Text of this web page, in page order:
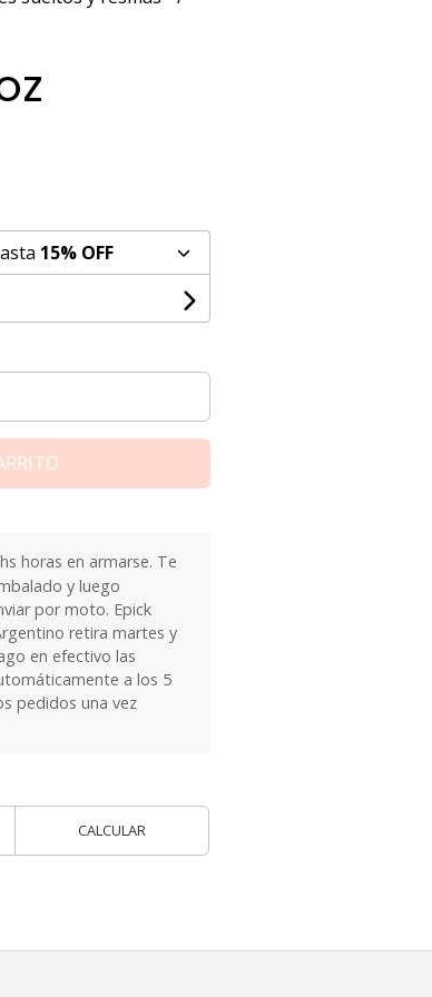
15% OFF
horas en armarse. Te
y luego
por moto. Epick
retira martes y
en efectivo las
a los 5
pedidos una vez
CALCULAR